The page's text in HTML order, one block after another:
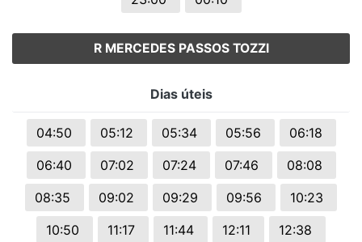
R MERCEDES PASSOS TOZZI
Dias úteis
04:50 05:12 05:34 05:56
06:18
06:40
07:02 07:24 07:46
08:08
08:35
09:02 09:29 09:56
10:23
10:50
11:17 11:44 12:11 12:38